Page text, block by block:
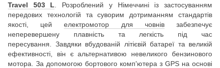
Travel 503 L . Розроблений у Німеччині із застосуванням
передових технологій та суворим дотриманням стандартів
якості, цейелектромотор для човнівзабезпечує
неперевершену плавність та легкість під час
пересування. Завдяки вбудованій літієвій батареї та великій
ефективності, він є альтернативою невеликого бензинового
мотора. За допомогою бортового комп'ютера з GPS на основі